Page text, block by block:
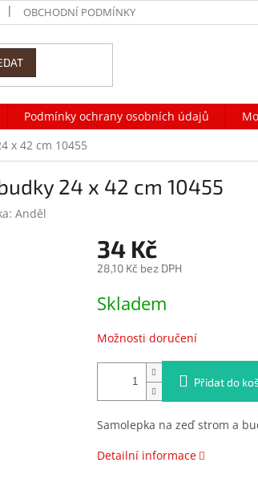
OBCHODNÍ PODMÍNKY
Podmínky ochrany osobních údajů
x 42 cm 10455
24 x 42 cm 10455
Anděl
34 Kč
28,10 Kč bez DPH
cena:
Skladem
Možnosti doručení
Přidat do
Samolepka na zeď strom a
Detailní informace